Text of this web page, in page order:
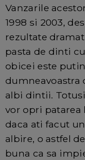
Vanzarile
1998 si 2003,
rezultate
pasta de dinti
obicei este
dumneavoastra
albi dintii.
vor opri patarea
daca ati facut
albire, o astfel
buna ca sa